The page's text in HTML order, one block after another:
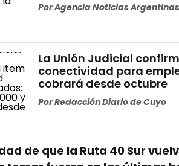
PorAgencia Noticias Argentinas
La Unión Judicial
conectividad para
cobrará desde octubre
PorRedacción Diario de Cuyo
de que la Ruta 40 Sur